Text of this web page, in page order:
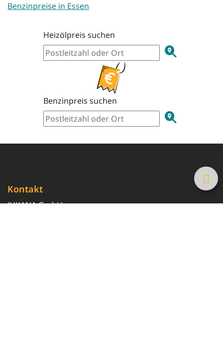
Benzinpreise in Essen
Heizölpreis suchen
Benzinpreis suchen
Kontakt
JUKANA GmbH